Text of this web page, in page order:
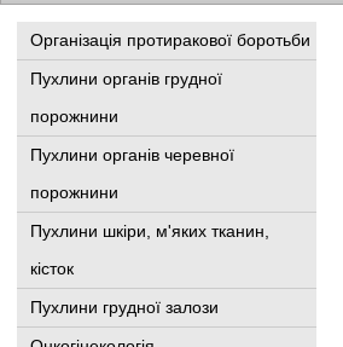
Організація протиракової боротьби
Пухлини органів грудної
порожнини
Пухлини органів черевної
порожнини
Пухлини шкіри, м'яких тканин,
кісток
Пухлини грудної залози